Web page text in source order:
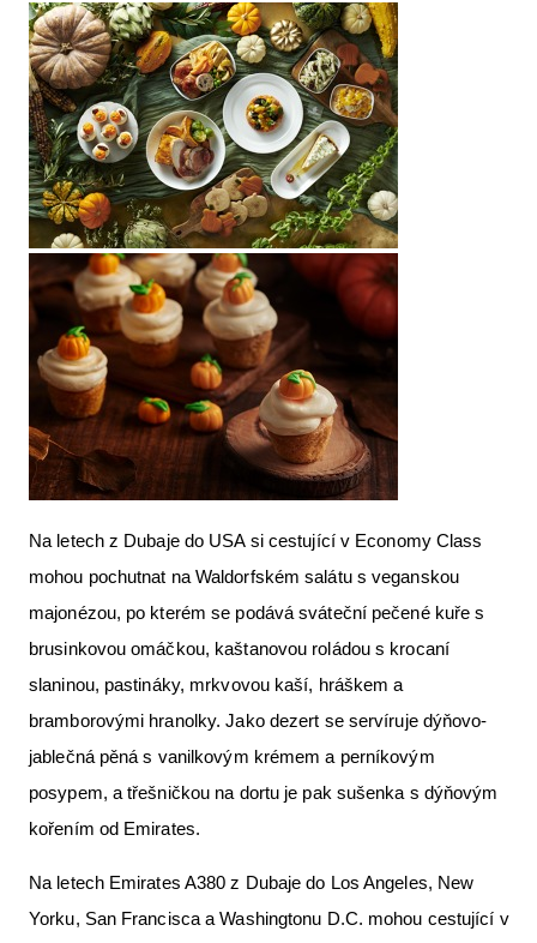
Na letech z Dubaje do USA si cestující v Economy Class
mohou pochutnat na Waldorfském salátu s veganskou
majonézou, po kterém se podává sváteční pečené kuře s
brusinkovou omáčkou, kaštanovou roládou s krocaní
slaninou, pastináky, mrkvovou kaší, hráškem a
bramborovými hranolky. Jako dezert se servíruje dýňovo-
jablečná pěná s vanilkovým krémem a perníkovým
posypem, a třešničkou na dortu je pak sušenka s dýňovým
kořením od Emirates.
Na letech Emirates A380 z Dubaje do Los Angeles, New
Yorku, San Francisca a Washingtonu D.C. mohou cestující v